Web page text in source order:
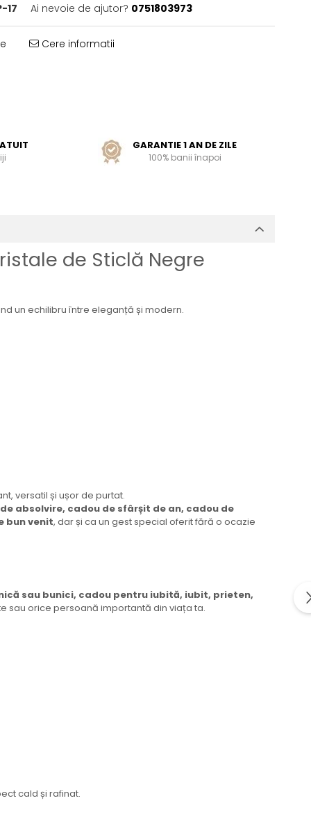
17 Ai nevoie de ajutor? 0751803973
Cere informatii
GARANTIE 1 AN DE ZILE
100% banii înapoi
de Sticlă Negre
un echilibru între eleganță și modern.
versatil și ușor de purtat.
absolvire, cadou de sfârșit de an, cadou de
bun venit, dar și ca un gest special oferit fără o ocazie
sau bunici, cadou pentru iubită, iubit, prieten,
sau orice persoană importantă din viața ta.
cald și rafinat.